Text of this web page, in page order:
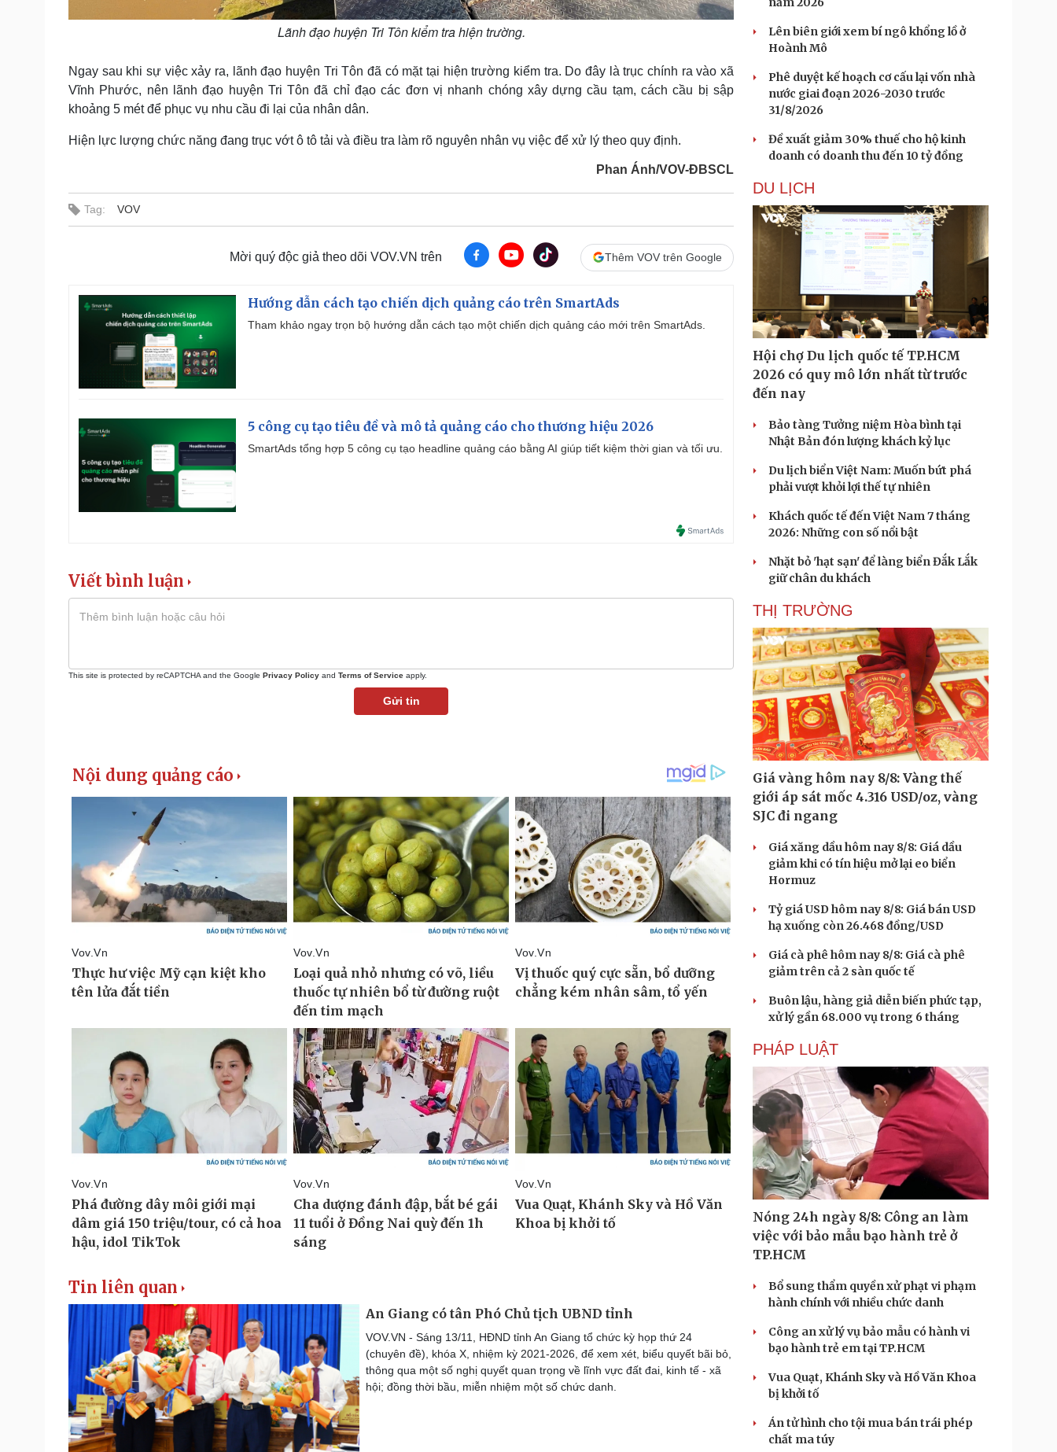
Lãnh đạo huyện Tri Tôn kiểm tra hiện trường.
Ngay sau khi sự việc xảy ra, lãnh đạo huyện Tri Tôn đã có mặt tại hiện trường kiểm tra. Do đây là trục chính ra vào xã
Vĩnh Phước, nên lãnh đạo huyện Tri Tôn đã chỉ đạo các đơn vị nhanh chóng xây dựng cầu tạm, cách cầu bị sập
khoảng 5 mét để phục vụ nhu cầu đi lại của nhân dân.
Hiện lực lượng chức năng đang trục vớt ô tô tải và điều tra làm rõ nguyên nhân vụ việc để xử lý theo quy định.
Phan Ánh/VOV-ĐBSCL
Tag: VOV
Mời quý độc giả theo dõi VOV.VN trên Thêm VOV trên Google
Hướng dẫn cách tạo chiến dịch quảng cáo trên SmartAds
Tham khảo ngay trọn bộ hướng dẫn cách tạo một chiến dịch quảng cáo mới trên SmartAds.
5 công cụ tạo tiêu đề và mô tả quảng cáo cho thương hiệu 2026
SmartAds tổng hợp 5 công cụ tạo headline quảng cáo bằng AI giúp tiết kiệm thời gian và tối ưu.
Viết bình luận
This site is protected by reCAPTCHA and the Google Privacy Policy and Terms of Service apply.
Gửi tin
Tin liên quan
An Giang có tân Phó Chủ tịch UBND tỉnh
VOV.VN - Sáng 13/11, HĐND tỉnh An Giang tổ chức kỳ họp thứ 24
(chuyên đề), khóa X, nhiệm kỳ 2021-2026, để xem xét, biểu quyết bãi bỏ,
thông qua một số nghị quyết quan trọng về lĩnh vực đất đai, kinh tế - xã
hội; đồng thời bầu, miễn nhiệm một số chức danh.
Lên biên giới xem bí ngô khổng lồ ở
Hoành Mô
Phê duyệt kế hoạch cơ cấu lại vốn nhà
nước giai đoạn 2026-2030 trước
31/8/2026
Đề xuất giảm 30% thuế cho hộ kinh
doanh có doanh thu đến 10 tỷ đồng
DU LỊCH
Hội chợ Du lịch quốc tế TP.HCM
2026 có quy mô lớn nhất từ trước
đến nay
Bảo tàng Tưởng niệm Hòa bình tại
Nhật Bản đón lượng khách kỷ lục
Du lịch biển Việt Nam: Muốn bứt phá
phải vượt khỏi lợi thế tự nhiên
Khách quốc tế đến Việt Nam 7 tháng
2026: Những con số nổi bật
Nhặt bỏ 'hạt sạn' để làng biển Đắk Lắk
giữ chân du khách
THỊ TRƯỜNG
Giá vàng hôm nay 8/8: Vàng thế
giới áp sát mốc 4.316 USD/oz, vàng
SJC đi ngang
Giá xăng dầu hôm nay 8/8: Giá dầu
giảm khi có tín hiệu mở lại eo biển
Hormuz
Tỷ giá USD hôm nay 8/8: Giá bán USD
hạ xuống còn 26.468 đồng/USD
Giá cà phê hôm nay 8/8: Giá cà phê
giảm trên cả 2 sàn quốc tế
Buôn lậu, hàng giả diễn biến phức tạp,
xử lý gần 68.000 vụ trong 6 tháng
PHÁP LUẬT
Nóng 24h ngày 8/8: Công an làm
việc với bảo mẫu bạo hành trẻ ở
TP.HCM
Bổ sung thẩm quyền xử phạt vi phạm
hành chính với nhiều chức danh
Công an xử lý vụ bảo mẫu có hành vi
bạo hành trẻ em tại TP.HCM
Vua Quạt, Khánh Sky và Hồ Văn Khoa
bị khởi tố
Án tử hình cho tội mua bán trái phép
chất ma túy